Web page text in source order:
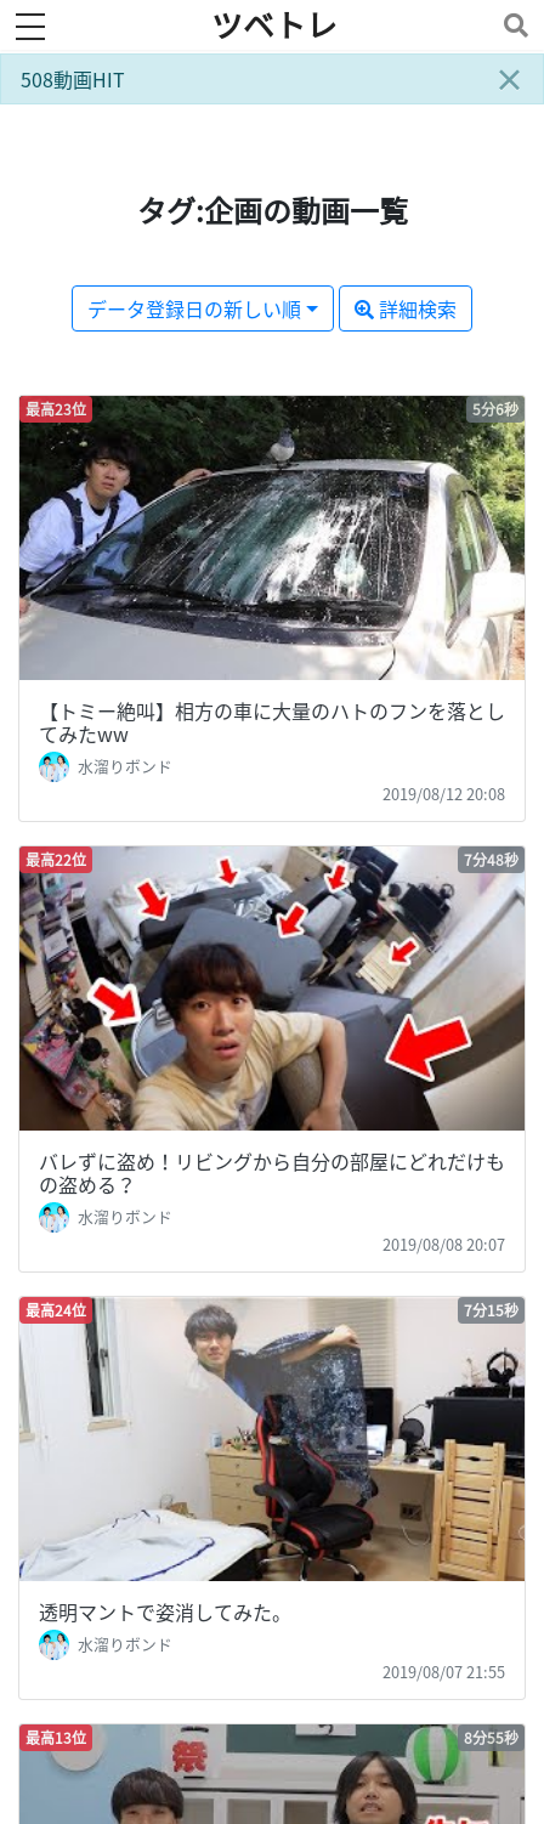
toggle navigation ツベトレ
×
508動画HIT
タグ:企画の動画一覧
データ登録日の新しい順 詳細検索
最高23位 5分6秒
【トミー絶叫】相方の車に大量のハトのフンを落とし
てみたww
水溜りボンド
2019/08/12 20:08
最高22位 7分48秒
バレずに盗め！リビングから自分の部屋にどれだけも
の盗める？
水溜りボンド
2019/08/08 20:07
最高24位 7分15秒
透明マントで姿消してみた。
水溜りボンド
2019/08/07 21:55
最高13位 8分55秒